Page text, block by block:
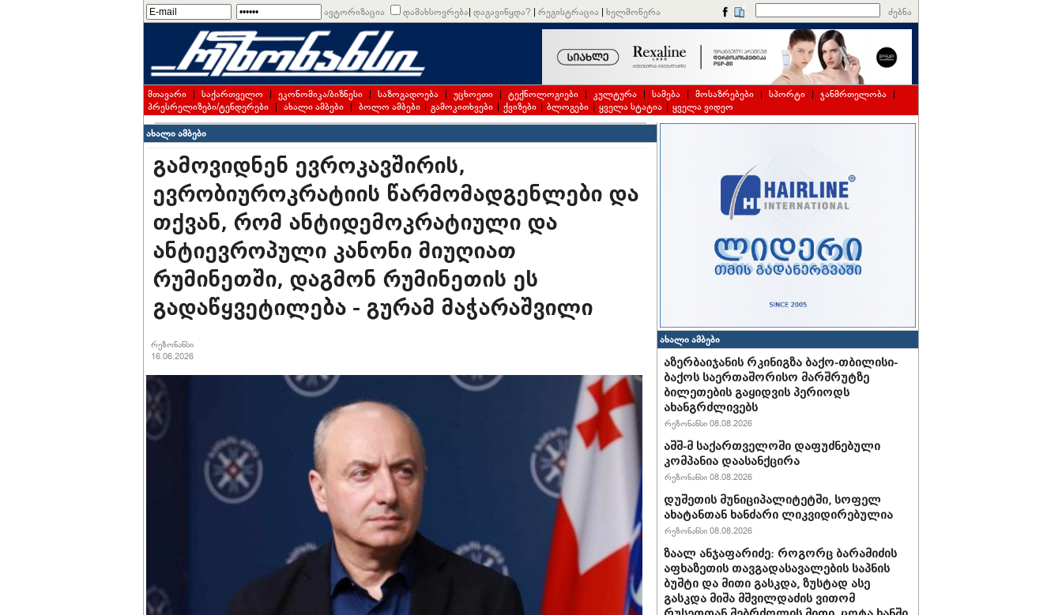
ავტორიზაცია დამახსოვრება| დაგავიწყდა? | რეგისტრაცია | ხელმოწერა ძებნა
მთავარი | საქართველო | ეკონომიკა/ბიზნესი | საზოგადოება | უცხოეთი | ტექნოლოგიები | კულტურა | სამება | მოსაზრებები | სპორტი | ჯანმრთელობა |
პრესრელიზები/ტენდერები | ახალი ამბები | ბოლო ამბები | გამოკითხვები | ქვიზები | ბლოგები | ყველა სტატია | ყველა ვიდეო
ახალი ამბები
გამოვიდნენ ევროკავშირის,
ევრობიუროკრატიის წარმომადგენლები და
თქვან, რომ ანტიდემოკრატიული და
ანტიევროპული კანონი მიუღიათ
რუმინეთში, დაგმონ რუმინეთის ეს
გადაწყვეტილება - გურამ მაჭარაშვილი
რეზონანსი
16.06.2026
ახალი ამბები
აზერბაიჯანის რკინიგზა ბაქო-თბილისი-
ბაქოს საერთაშორისო მარშრუტზე
ბილეთების გაყიდვის პერიოდს
ახანგრძლივებს
რეზონანსი 08.08.2026
აშშ-მ საქართველოში დაფუძნებული
კომპანია დაასანქცირა
რეზონანსი 08.08.2026
დუშეთის მუნიციპალიტეტში, სოფელ
ახატანთან ხანძარი ლიკვიდირებულია
რეზონანსი 08.08.2026
ზაალ ანჯაფარიძე: როგორც ბარამიძის
აფხაზეთის თავგადასავალების საპნის
ბუშტი და მითი გასკდა, ზუსტად ასე
გასკდა მიშა მშვილდაძის ვითომ